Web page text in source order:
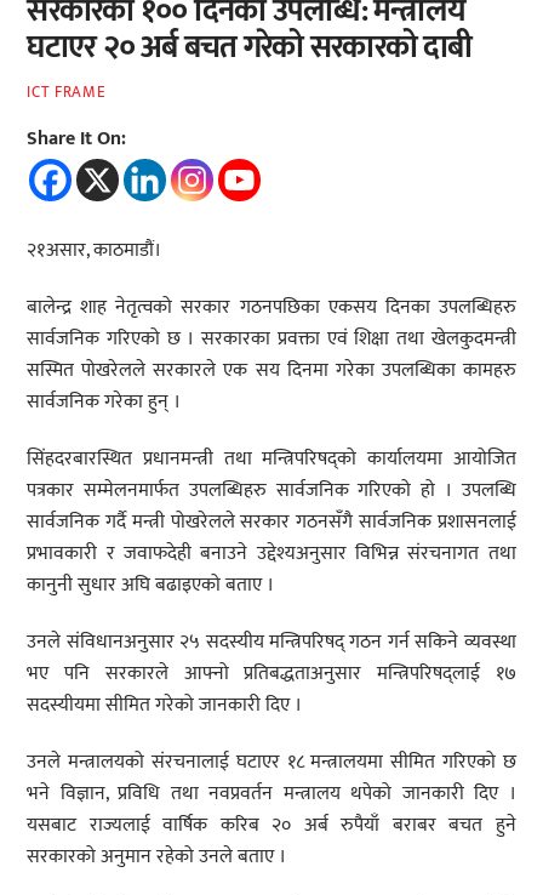
सरकारका १०० दिनका उपलब्धि: मन्त्रालय
घटाएर २० अर्ब बचत गरेको सरकारको दाबी
ICT FRAME
Share It On:
२१असार, काठमाडौं।
बालेन्द्र शाह नेतृत्वको सरकार गठनपछिका एकसय दिनका उपलब्धिहरु
सार्वजनिक गरिएको छ । सरकारका प्रवक्ता एवं शिक्षा तथा खेलकुदमन्त्री
सस्मित पोखरेलले सरकारले एक सय दिनमा गरेका उपलब्धिका कामहरु
सार्वजनिक गरेका हुन् ।
सिंहदरबारस्थित प्रधानमन्त्री तथा मन्त्रिपरिषद्को कार्यालयमा आयोजित
पत्रकार सम्मेलनमार्फत उपलब्धिहरु सार्वजनिक गरिएको हो । उपलब्धि
सार्वजनिक गर्दै मन्त्री पोखरेलले सरकार गठनसँगै सार्वजनिक प्रशासनलाई
प्रभावकारी र जवाफदेही बनाउने उद्देश्यअनुसार विभिन्न संरचनागत तथा
कानुनी सुधार अघि बढाइएको बताए ।
उनले संविधानअनुसार २५ सदस्यीय मन्त्रिपरिषद् गठन गर्न सकिने व्यवस्था
भए पनि सरकारले आफ्नो प्रतिबद्धताअनुसार मन्त्रिपरिषद्लाई १७
सदस्यीयमा सीमित गरेको जानकारी दिए ।
उनले मन्त्रालयको संरचनालाई घटाएर १८ मन्त्रालयमा सीमित गरिएको छ
भने विज्ञान, प्रविधि तथा नवप्रवर्तन मन्त्रालय थपेको जानकारी दिए ।
यसबाट राज्यलाई वार्षिक करिब २० अर्ब रुपैयाँ बराबर बचत हुने
सरकारको अनुमान रहेको उनले बताए ।